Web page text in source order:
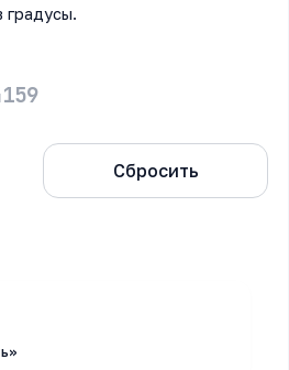
Сбросить